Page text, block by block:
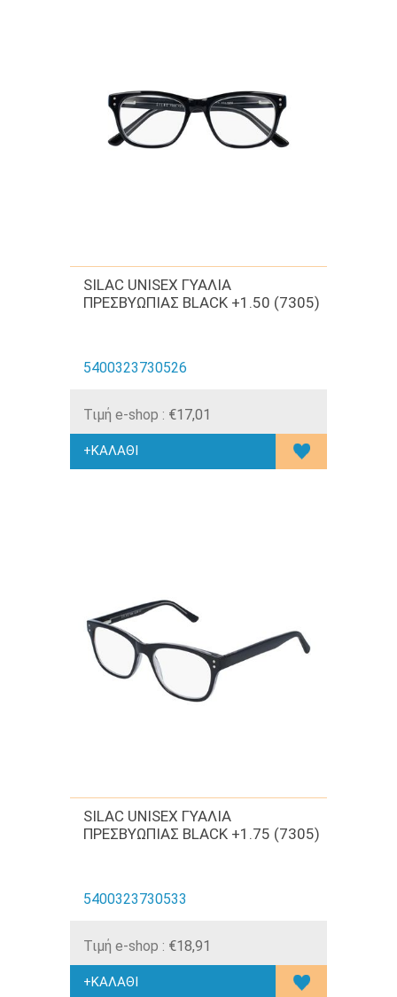
SILAC UNISEX ΓΥΑΛΙΑ
ΠΡΕΣΒΥΩΠΙΑΣ BLACK +1.50 (7305)
5400323730526
Τιμή e-shop : €17,01
SILAC UNISEX ΓΥΑΛΙΑ
ΠΡΕΣΒΥΩΠΙΑΣ BLACK +1.75 (7305)
5400323730533
Τιμή e-shop : €18,91